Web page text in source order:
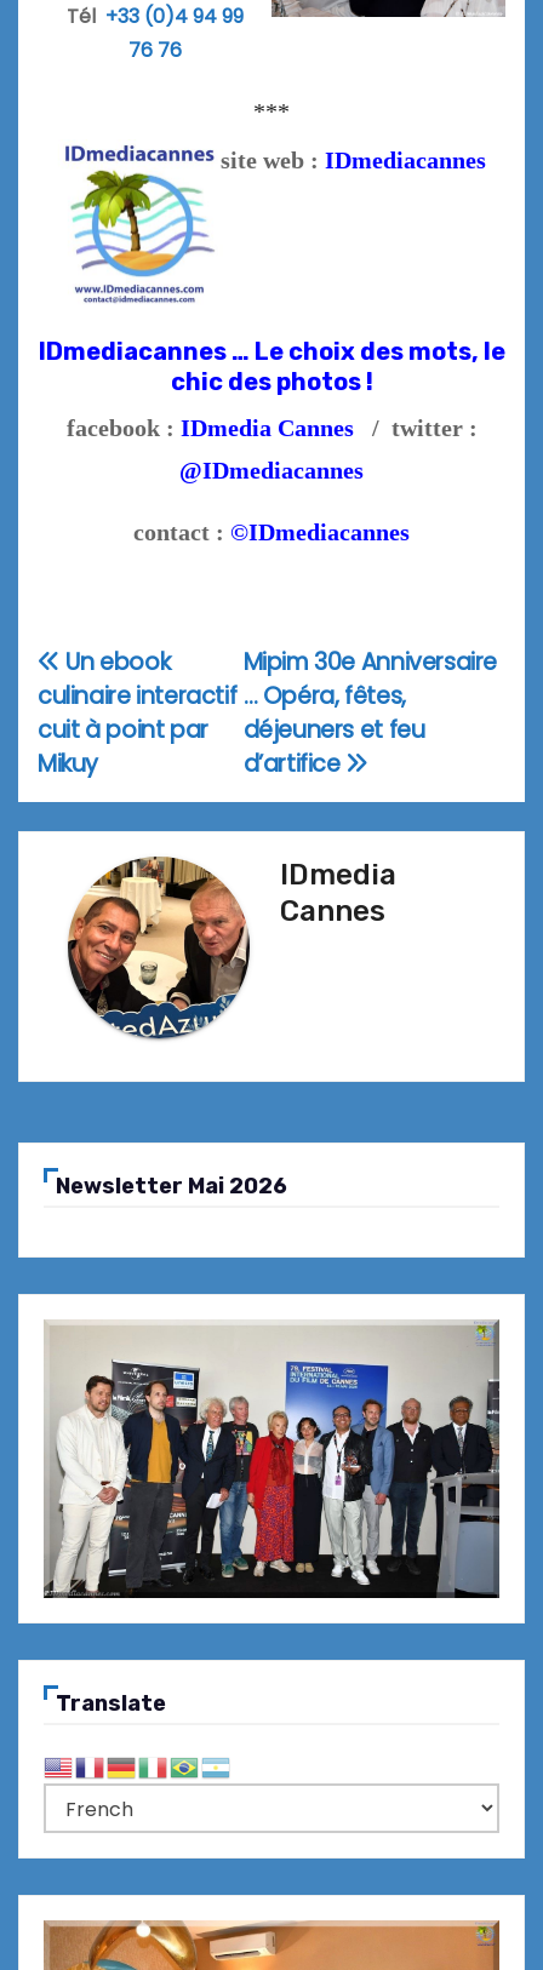
Tél +33 (0)4 94 99
76 76
***
site web : IDmediacannes
IDmediacannes … Le choix des mots, le
chic des photos !
facebook : IDmedia Cannes/ twitter :
@IDmediacannes
contact : ©IDmediacannes
Navigation
de
l’article
Mipim 30e Anniversaire
… Opéra, fêtes,
déjeuners et feu
d’artifice
Un ebook
culinaire interactif
cuit à point par
Mikuy
IDmedia
Cannes
Newsletter Mai 2026
Translate